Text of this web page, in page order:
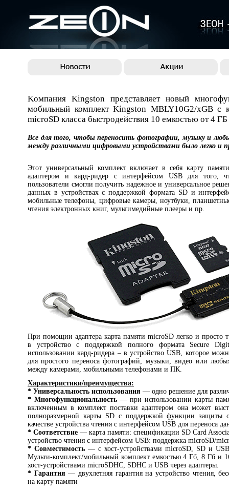
Kомпания Kingston представляет новый
мобильный комплект Kingston MBLY10G2/xGB с
microSD класса быстродействия 10 емкостью от 4
Все для того, чтобы переносить фотографии, музыку и
между различными цифровыми устройствами было легко и
Этот универсальный комплект включает в себя карту
адаптером и кард-ридер с интерфейсом USB для того,
пользователи смогли получить надежное и универсальное
данных в устройствах с поддержкой формата SD и
мобильные телефоны, цифровые камеры, ноутбуки,
чтения электронных книг, мультимедийные плееры и пр.
При помощии адаптера карта памяти microSD легко и просто
в устройство с поддержкой полного формата Secure
использовании кард-ридера – в устройство USB, которое
для простого переноса фотографий, музыки, видео или
между камерами, мобильными телефонами и ПК.
Характеристики/преимущества:
* Универсальность использования — одно решение для
* Многофункциональность— при использовании карты
включенным в комплект поставки адаптером она может
полноразмерной карты SD с поддержкой функции защиты
качестве устройства чтения с интерфейсом USB для переноса
* Соответствие — карта памяти: спецификации SD Card
устройство чтения с интерфейсом USB: поддержка microSD/
* Совместимость — с хост-устройствами microSD, SD и
Мульти-комплект/мобильный комплект емкостью 4 Гб, 8 Гб и
хост-устройствами microSDHC, SDHC и USB через адаптеры.
* Гарантия— двухлетняя гарантия на устройство чтения,
на карту памяти